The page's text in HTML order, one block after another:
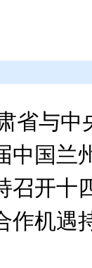
省与中
中国兰
召开十
作机遇